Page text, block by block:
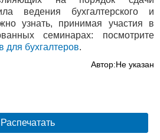
ведения бухгалтерского и
узнать, принимая участия в
семинарах: посмотрите
для бухгалтеров.
Автор:Не указан
Распечатать